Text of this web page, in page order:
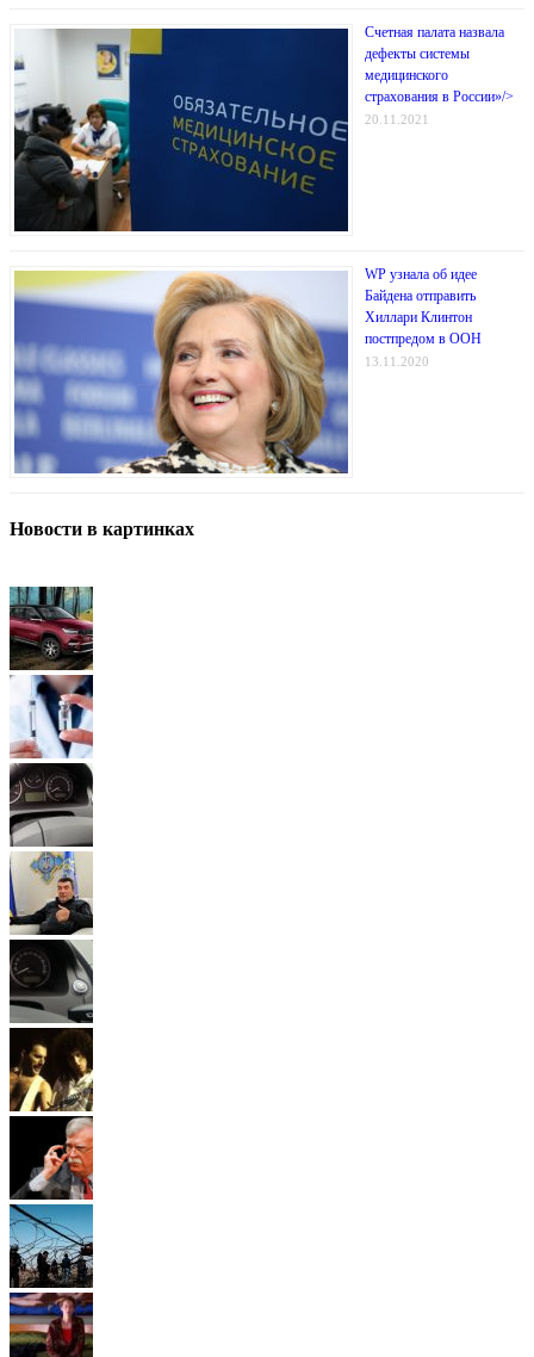
Счетная палата назвала
дефекты системы
медицинского
страхования в России»/>
20.11.2021
WP узнала об идее
Байдена отправить
Хиллари Клинтон
постпредом в ООН
13.11.2020
Новости в картинках